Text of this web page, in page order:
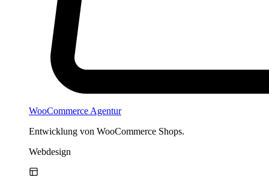
WooCommerce Agentur
Entwicklung von WooCommerce Shops.
Webdesign